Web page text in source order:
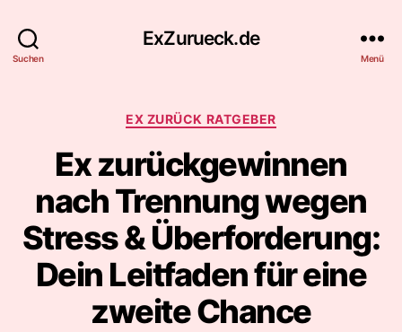
Suchen
ExZurueck.de
Menü
Kategorien
EX ZURÜCK RATGEBER
Ex zurückgewinnen
nach Trennung wegen
Stress & Überforderung:
Dein Leitfaden für eine
zweite Chance